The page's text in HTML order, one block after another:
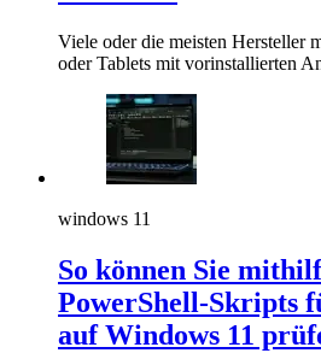
Viele oder die meisten Hersteller
oder Tablets mit vorinstallierten
windows 11
So können Sie
PowerShell-Skripts
auf Windows 11